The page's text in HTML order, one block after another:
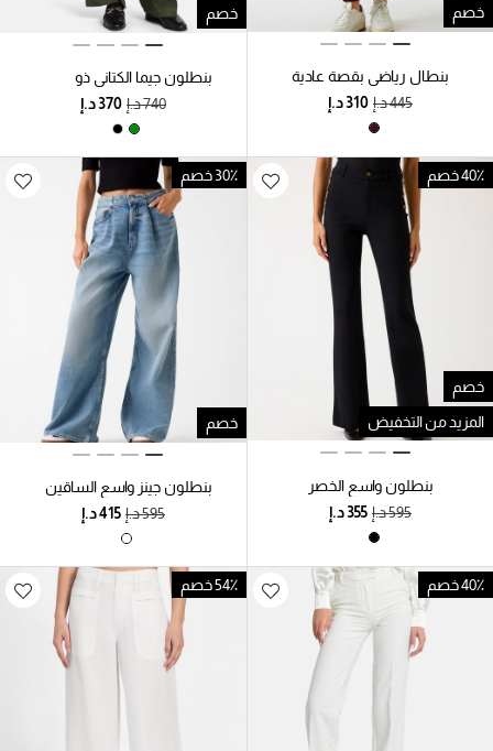
خصم
بنطال رياضي بقصة عادية
خصم
بنطلون جيما الكتاني ذو
الساق الواسعة
40٪ خصم
خصم
المزيد من التخفيض
بنطلون واسع الخصر
30٪ خصم
خصم
بنطلون جينز واسع الساقين
40٪ خصم 54٪ خصم